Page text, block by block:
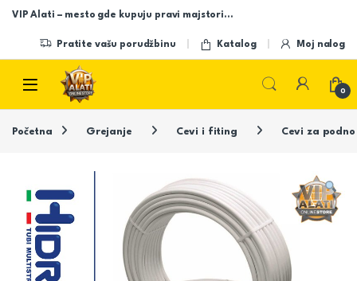
Skip to navigation
Skip to content
VIP Alati – mesto gde kupuju pravi majstori…
Pratite vašu porudžbinu Katalog Moj nalog
Open
0
Početna Grejanje Cevi i fiting Cevi za